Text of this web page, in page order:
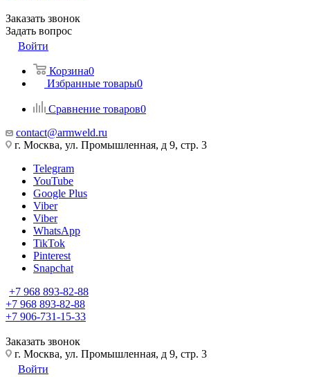
Заказать звонок
Задать вопрос
Войти
Корзина0
Избранные товары0
Сравнение товаров0
contact@armweld.ru
г. Москва, ул. Промышленная, д 9, стр. 3
Telegram
YouTube
Google Plus
Viber
Viber
WhatsApp
TikTok
Pinterest
Snapchat
+7 968 893-82-88
+7 968 893-82-88
+7 906-731-15-33
Заказать звонок
г. Москва, ул. Промышленная, д 9, стр. 3
Войти